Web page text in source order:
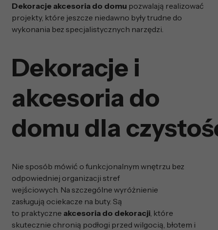
Dekoracje akcesoria do domu pozwalają realizować
projekty, które jeszcze niedawno były trudne do
wykonania bez specjalistycznych narzędzi.
Dekoracje i
akcesoria do
domu dla
Nie sposób mówić o funkcjonalnym wnętrzu bez
odpowiedniej organizacji stref
wejściowych. Na szczególne wyróżnienie
zasługują ociekacze na buty. Są
to praktyczne akcesoria do dekoracji , które
skutecznie chronią podłogi przed wilgocią, błotem i